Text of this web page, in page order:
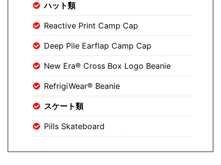
ハット類
Reactive Print Camp Cap
Deep Pile Earflap Camp Cap
New Era® Cross Box Logo Beanie
RefrigiWear® Beanie
スケート類
Pills Skateboard